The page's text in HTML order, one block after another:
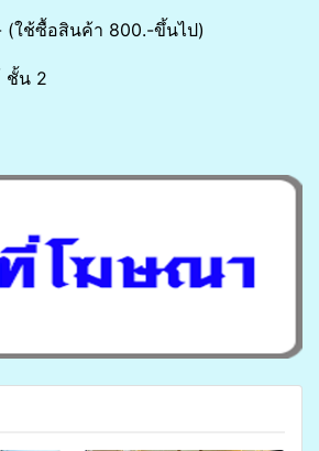
(ใช้ซื้อสินค้า 800.-ขึ้นไป)
ชั้น 2